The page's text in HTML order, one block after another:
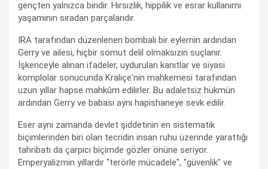
gençten yalnızca biridir. Hırsızlık, hippilik ve esrar kullanımı
yaşamının sıradan parçalarıdır.
IRA tarafından düzenlenen bombalı bir eylemin ardından
Gerry ve ailesi, hiçbir somut delil olmaksızın suçlanır.
İşkenceyle alınan ifadeler, uydurulan kanıtlar ve siyasi
komplolar sonucunda Kraliçe'nin mahkemesi tarafından
uzun yıllar hapse mahkûm edilirler. Bu adaletsiz hükmün
ardından Gerry ve babası aynı hapishaneye sevk edilir.
Eser aynı zamanda devlet şiddetinin en sistematik
biçimlerinden biri olan tecridin insan ruhu üzerinde yarattığı
tahribatı da çarpıcı biçimde gözler önüne seriyor.
Emperyalizmin yıllardır "terörle mücadele", "güvenlik" ve